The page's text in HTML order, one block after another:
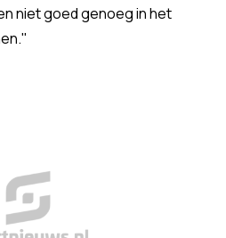
niet goed genoeg in het